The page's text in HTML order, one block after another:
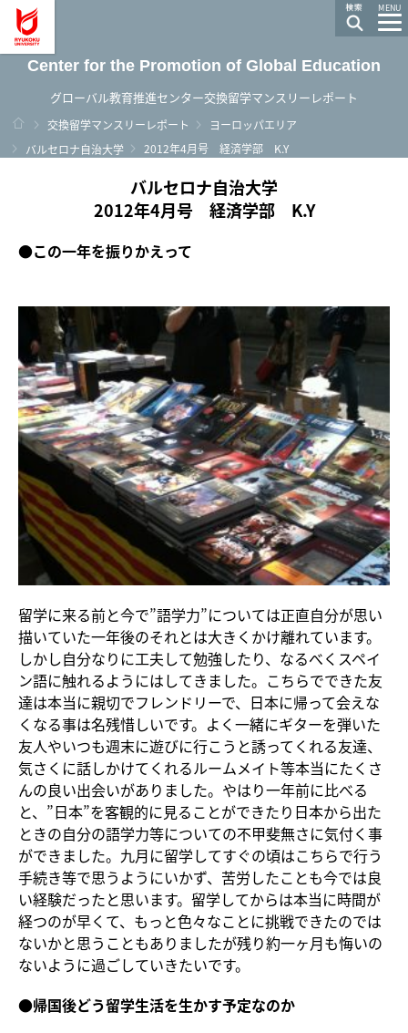
MENU
Center for the Promotion of Global Education
グローバル教育推進センター交換留学マンスリーレポート
ホーム
交換留学マンスリーレポート
ヨーロッパエリア
バルセロナ自治大学
2012年4月号 経済学部 K.Y
バルセロナ自治大学
2012年4月号 経済学部 K.Y
●この一年を振りかえって
留学に来る前と今で”語学力”については正直自分が思い
描いていた一年後のそれとは大きくかけ離れています。
しかし自分なりに工夫して勉強したり、なるべくスペイ
ン語に触れるようにはしてきました。こちらでできた友
達は本当に親切でフレンドリーで、日本に帰って会えな
くなる事は名残惜しいです。よく一緒にギターを弾いた
友人やいつも週末に遊びに行こうと誘ってくれる友達、
気さくに話しかけてくれるルームメイト等本当にたくさ
んの良い出会いがありました。やはり一年前に比べる
と、”日本”を客観的に見ることができたり日本から出た
ときの自分の語学力等についての不甲斐無さに気付く事
ができました。九月に留学してすぐの頃はこちらで行う
手続き等で思うようにいかず、苦労したことも今では良
い経験だったと思います。留学してからは本当に時間が
経つのが早くて、もっと色々なことに挑戦できたのでは
ないかと思うこともありましたが残り約一ヶ月も悔いの
ないように過ごしていきたいです。
●帰国後どう留学生活を生かす予定なのか